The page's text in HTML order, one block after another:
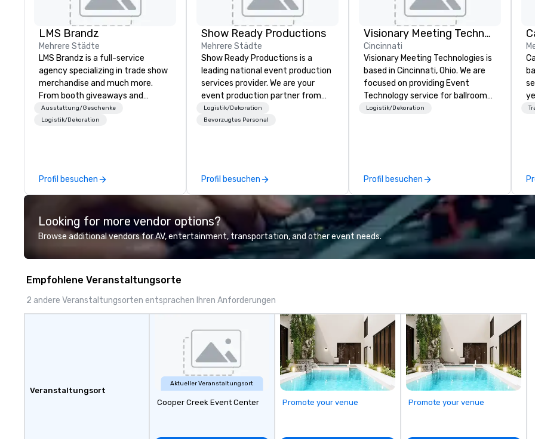
LMS Brandz
Mehrere Städte
LMS Brandz is a full-service
agency specializing in trade show
merchandise and much more.
From booth giveaways and
branded apparel to executive
gifting, displays, banners, signage,
choose from, our 20+ years of
industry experience and
commitment to exceptional
customer service set us apart. We
deliver smart, reliable solutions
experience seamless from start
WOSB.
Ausstattung/Geschenke
Logistik/Dekoration
Profil besuchen
Show Ready Productions
Mehrere Städte
Show Ready Productions is a
leading national event production
services provider. We are your
event production partner from
start to finish. Our team is
dedicated to making sure we
Logistik/Dekoration
Bevorzugtes Personal
Profil besuchen
Visionary Meeting Technologies
Cincinnati
Visionary Meeting Technologies is
based in Cincinnati, Ohio. We are
focused on providing Event
Technology service for ballroom
events, business conferences,
products with the latest
technologies, but through
providing trusted reliable
customer service and
relationships for years to come.
Logistik/Dekoration
Profil besuchen
Looking for more vendor options?
Browse additional vendors for AV, entertainment, transportation, and other event needs.
Empfohlene Veranstaltungsorte
2 andere Veranstaltungsorten entsprachen Ihren Anforderungen
Veranstaltungsort
Aktueller Veranstaltungsort
Cooper Creek Event Center Promote your venue Promote your venue